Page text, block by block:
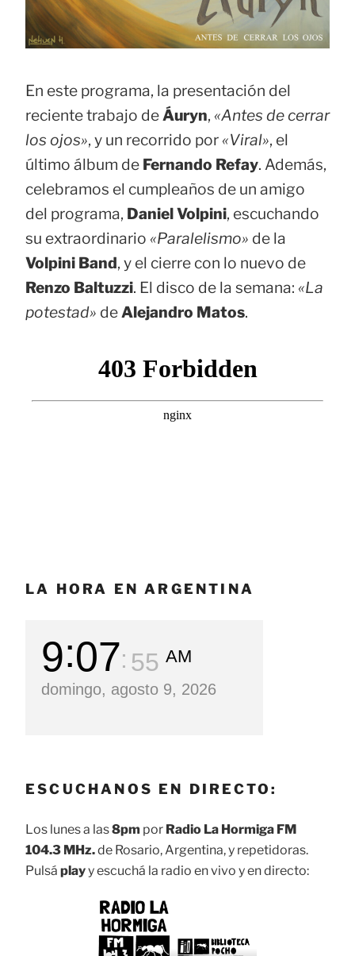
En este programa, la presentación del
reciente trabajo deÁuryn, «Antes de cerrar
los ojos», y un recorrido por «Viral», el
último álbum de Fernando Refay. Además,
celebramos el cumpleaños de un amigo
del programa, Daniel Volpini, escuchando
su extraordinario «Paralelismo» de la
Volpini Band, y el cierre con lo nuevo de
Renzo Baltuzzi. El disco de la semana: «La
potestad» deAlejandro Matos.
LA HORA EN ARGENTINA
9 07 56 AM
domingo, agosto 9, 2026
ESCUCHANOS EN DIRECTO:
Los lunes a las8pm por Radio La Hormiga FM
104.3 MHz.de Rosario, Argentina, y repetidoras.
Pulsá playy escuchá la radio en vivo y en directo: